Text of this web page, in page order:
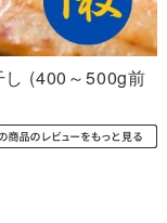
し (400～500g前